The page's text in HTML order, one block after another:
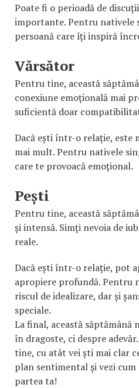
Poate fi o perioadă de
importante. Pentru nativele
persoană care îți inspiră
Vărsător
Pentru tine, această
conexiune emoțională mai
suficientă doar
Dacă ești într-o relație, este
mai mult. Pentru nativele
care te provoacă emoțional.
Pești
Pentru tine, această
și intensă. Simți nevoia de
reale.
Dacă ești într-o relație, pot
apropiere profundă. Pentru
riscul de idealizare, dar și
speciale.
La final, această săptămână
în dragoste, ci despre
tine, cu atât vei ști mai clar
plan sentimental şi vezi
partea ta!